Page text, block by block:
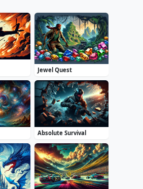
Jewel Quest
Absolute Survival